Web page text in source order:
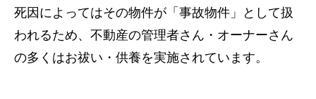
死因によってはその物件が「事故物件」として扱
われるため、不動産の管理者さん・オーナーさん
の多くはお祓い・供養を実施されています。